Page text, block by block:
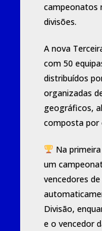
campeonatos
divisões.
A nova
com 50
distribuídos
organizadas
geográficos,
composta por
Na
um
vencedores
Divisão,
e o vencedor